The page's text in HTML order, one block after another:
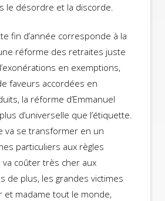
le désordre et la discorde.
fin d’année corresponde à la
réforme des retraites juste
en exemptions,
faveurs accordées en
la réforme d’Emmanuel
d’universelle que l’étiquette.
va se transformer en un
particuliers aux règles
coûter très cher aux
de plus, les grandes victimes
et madame tout le monde,